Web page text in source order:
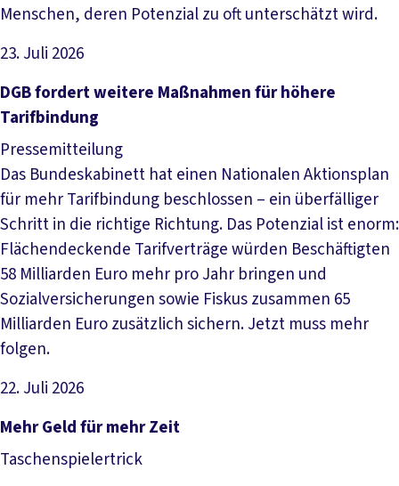
Menschen, deren Potenzial zu oft unterschätzt wird.
23. Juli 2026
Artikel lesen
DGB fordert weitere Maßnahmen für höhere
Tarifbindung
Pressemitteilung
Das Bundeskabinett hat einen Nationalen Aktionsplan
für mehr Tarifbindung beschlossen – ein überfälliger
Schritt in die richtige Richtung. Das Potenzial ist enorm:
Flächendeckende Tarifverträge würden Beschäftigten
58 Milliarden Euro mehr pro Jahr bringen und
Sozialversicherungen sowie Fiskus zusammen 65
Milliarden Euro zusätzlich sichern. Jetzt muss mehr
folgen.
22. Juli 2026
Artikel lesen
Mehr Geld für mehr Zeit
Taschenspielertrick